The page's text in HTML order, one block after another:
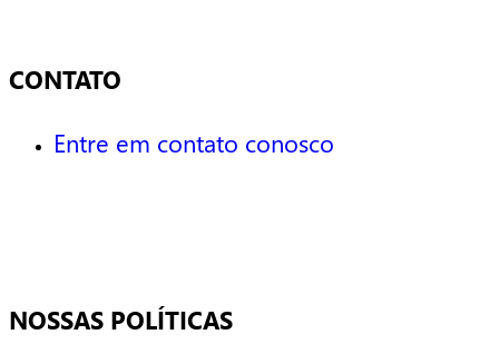
CONTATO
Entre em contato conosco
NOSSAS POLÍTICAS